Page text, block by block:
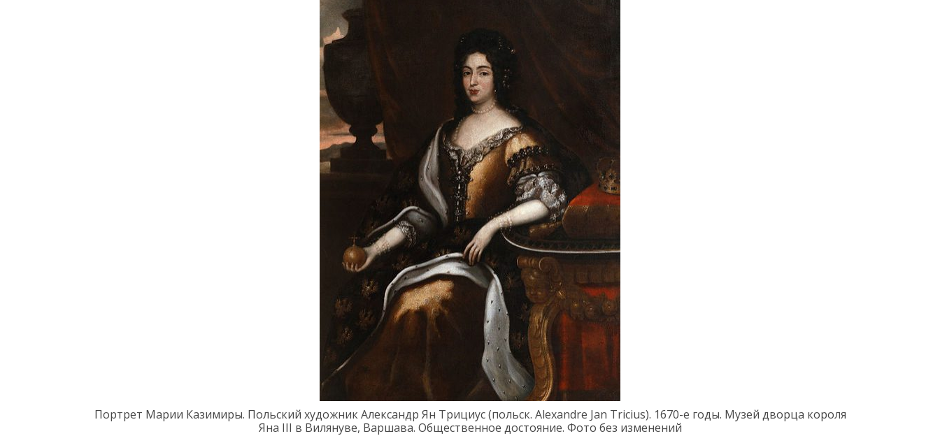
Портрет Марии Казимиры. Польский художникАлександр Ян Трициус (польск. Alexandre Jan Tricius). 1670-е годы. Музей дворца короля
Яна III в Вилянуве, Варшава. Общественное достояние. Фото без изменений